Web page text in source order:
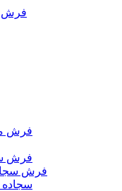
فرش
فرش سجاده
فرش سجاده ای (700
سجاده فرش